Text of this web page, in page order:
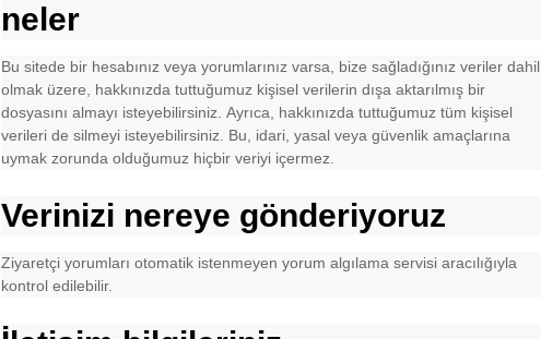
neler
Bu sitede bir hesabınız veya yorumlarınız varsa, bize sağladığınız veriler dahil
olmak üzere, hakkınızda tuttuğumuz kişisel verilerin dışa aktarılmış bir
dosyasını almayı isteyebilirsiniz. Ayrıca, hakkınızda tuttuğumuz tüm kişisel
verileri de silmeyi isteyebilirsiniz. Bu, idari, yasal veya güvenlik amaçlarına
uymak zorunda olduğumuz hiçbir veriyi içermez.
Verinizi nereye gönderiyoruz
Ziyaretçi yorumları otomatik istenmeyen yorum algılama servisi aracılığıyla
kontrol edilebilir.